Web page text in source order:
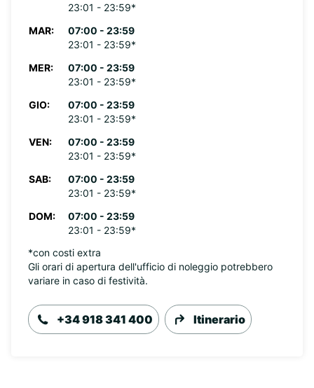
23:01 - 23:59*
MAR:
07:00 - 23:59
23:01 - 23:59*
MER:
07:00 - 23:59
23:01 - 23:59*
GIO:
07:00 - 23:59
23:01 - 23:59*
VEN:
07:00 - 23:59
23:01 - 23:59*
SAB:
07:00 - 23:59
23:01 - 23:59*
DOM:
07:00 - 23:59
23:01 - 23:59*
*con costi extra
Gli orari di apertura dell'ufficio di noleggio potrebbero
variare in caso di festività.
+34 918 341 400 Itinerario